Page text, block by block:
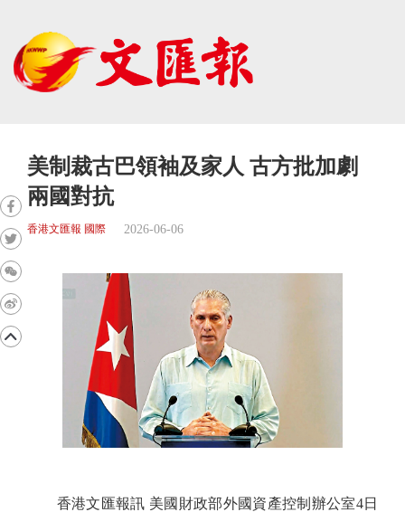
美制裁古巴領袖及家人 古方批加劇
兩國對抗
香港文匯報 國際 2026-06-06
香港文匯報訊 美國財政部外國資產控制辦公室4日